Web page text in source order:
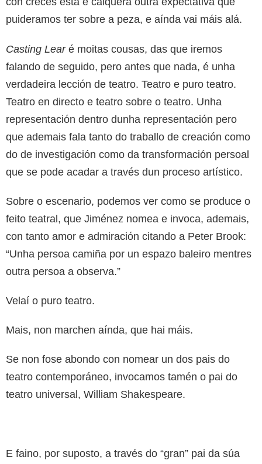
puideramos ter sobre a peza, e aínda vai máis alá.
Casting Learé moitas cousas, das que iremos
falando de seguido, pero antes que nada, é unha
verdadeira lección de teatro. Teatro e puro teatro.
Teatro en directo e teatro sobre o teatro. Unha
representación dentro dunha representación pero
que ademais fala tanto do traballo de creación como
do de investigación como da transformación persoal
que se pode acadar a través dun proceso artístico.
Sobre o escenario, podemos ver como se produce o
feito teatral, que Jiménez nomea e invoca, ademais,
con tanto amor e admiración citando a Peter Brook:
“Unha persoa camiña por un espazo baleiro mentres
outra persoa a observa.”
Velaí o puro teatro.
Mais, non marchen aínda, que hai máis.
Se non fose abondo con nomear un dos pais do
teatro contemporáneo, invocamos tamén o pai do
teatro universal, William Shakespeare.
E faino, por suposto, a través do “gran” pai da súa